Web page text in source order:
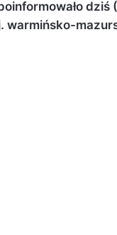
warmińsko-